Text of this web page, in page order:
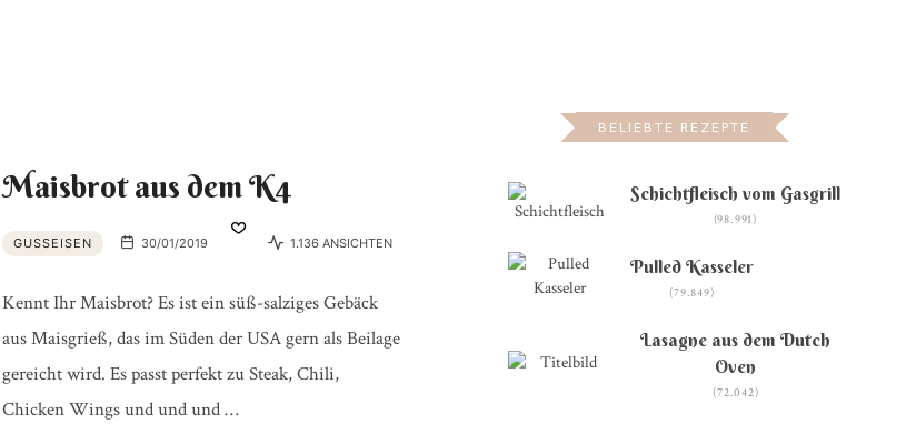
Maisbrot aus dem K4
GUSSEISEN 30/01/2019 1.136 ANSICHTEN
Kennt Ihr Maisbrot? Es ist ein süß-salziges Gebäck
aus Maisgrieß, das im Süden der USA gern als Beilage
gereicht wird. Es passt perfekt zu Steak, Chili,
Chicken Wings und und und …
BELIEBTE REZEPTE
Schichtfleisch vom Gasgrill
(98.991)
Pulled Kasseler
(79.849)
Lasagne aus dem Dutch
Oven
(72.042)